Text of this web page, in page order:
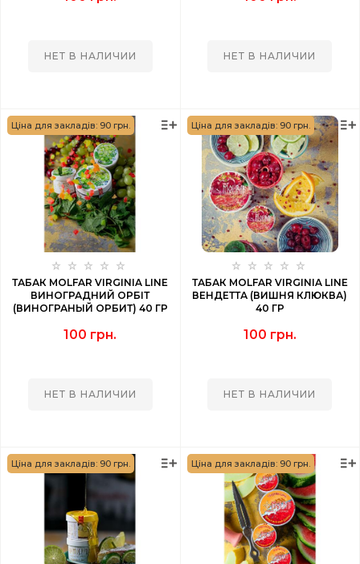
НЕТ В НАЛИЧИИ НЕТ В НАЛИЧИИ
Ціна для закладів: 90 грн.
ТАБАК MOLFAR VIRGINIA LINE
ВИНОГРАДНИЙ ОРБІТ
(ВИНОГРАНЫЙ ОРБИТ) 40 ГР
100 грн.
НЕТ В НАЛИЧИИ
Ціна для закладів: 90 грн.
ТАБАК MOLFAR VIRGINIA LINE
ВЕНДЕТТА (ВИШНЯ КЛЮКВА)
40 ГР
100 грн.
НЕТ В НАЛИЧИИ
Ціна для закладів: 90 грн. Ціна для закладів: 90 грн.